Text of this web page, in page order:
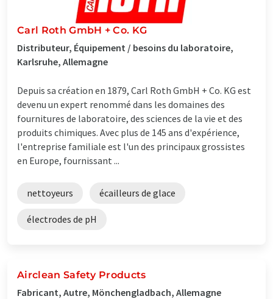
Carl Roth GmbH + Co. KG
Distributeur, Équipement / besoins du laboratoire,
Karlsruhe, Allemagne
Depuis sa création en 1879, Carl Roth GmbH + Co. KG est
devenu un expert renommé dans les domaines des
fournitures de laboratoire, des sciences de la vie et des
produits chimiques. Avec plus de 145 ans d'expérience,
l'entreprise familiale est l'un des principaux grossistes
en Europe, fournissant ...
nettoyeurs écailleurs de glace
électrodes de pH
Airclean Safety Products
Fabricant, Autre, Mönchengladbach, Allemagne